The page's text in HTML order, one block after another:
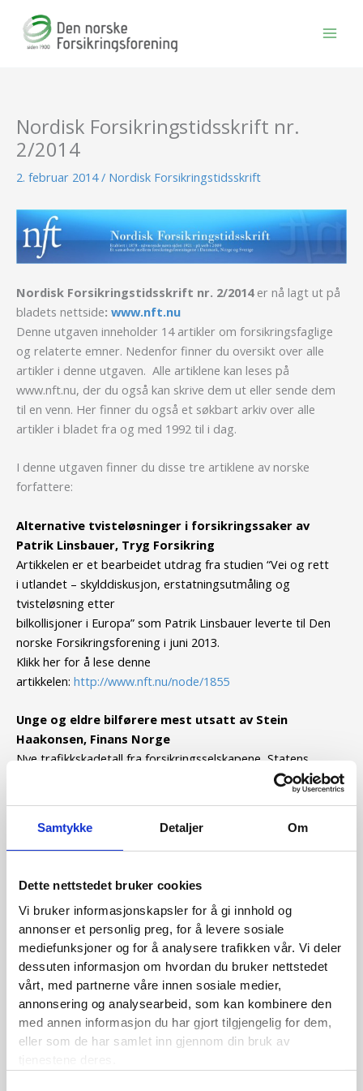
Samtykke Detaljer Om
Dette nettstedet bruker cookies
Vi bruker informasjonskapsler for å gi innhold og
annonser et personlig preg, for å levere sosiale
mediefunksjoner og for å analysere trafikken vår. Vi deler
dessuten informasjon om hvordan du bruker nettstedet
vårt, med partnerne våre innen sosiale medier,
annonsering og analysearbeid, som kan kombinere den
med annen informasjon du har gjort tilgjengelig for dem,
eller som de har samlet inn gjennom din bruk av
Nordisk Forsikringstidsskrift nr.
2/2014
2. februar 2014/ Nordisk Forsikringstidsskrift
Nordisk Forsikringstidsskrift nr. 2/2014 er nå lagt ut på
bladets nettside: www.nft.nu
Denne utgaven inneholder 14 artikler om forsikringsfaglige
og relaterte emner. Nedenfor finner du oversikt over alle
artikler i denne utgaven. Alle artiklene kan leses på
www.nft.nu, der du også kan skrive dem ut eller sende dem
til en venn. Her finner du også et søkbart arkiv over alle
artikler i bladet fra og med 1992 til i dag.
I denne utgaven finner du disse tre artiklene av norske
forfattere:
Alternative tvisteløsninger i forsikringssaker av
Patrik Linsbauer, Tryg Forsikring
Artikkelen er et bearbeidet utdrag fra studien “Vei og rett
i utlandet – skylddiskusjon, erstatningsutmåling og
tvisteløsning etter
bilkollisjoner i Europa” som Patrik Linsbauer leverte til Den
norske Forsikringsforening i juni 2013.
Klikk her for å lese denne
artikkelen: http://www.nft.nu/node/1855
Unge og eldre bilførere mest utsatt av Stein
Haakonsen, Finans Norge
Nye trafikkskadetall fra forsikringsselskapene, Statens
Statistisk Sentralbyrå (SSB) bekrefter at de
fortsatt er farligst bak rattet.
og spesielt de yngste.
Klikk her for å lese denne
Skadeforsikring i Norge 2013: Mye vann og brann av
Kari Mørk, FinansNorge
Foreløpig resultat i norske skadeforsikringsselskaper viser et
samletoverskudd på 13,9 milliarder kroner før
skattekostnad for 2013. Dette eren resultatforverring på 1,1
milliarder kr i forhold til 2012.Hovedårsaken er noe flere
skader og kostnader. Likevel må detforsikringstekniske
resultatet anses som godt. Dette skyldes
atforsikringsselskapene fortsatt har fokus på effektiv drift.